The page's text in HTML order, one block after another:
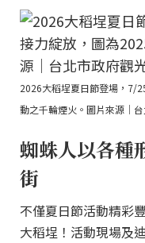
2026大稻埕夏日節登場，7/
動之千輪煙火。圖片來源｜
蜘蛛人以各種
街
不僅夏日節活動精彩
大稻埕！活動現場及